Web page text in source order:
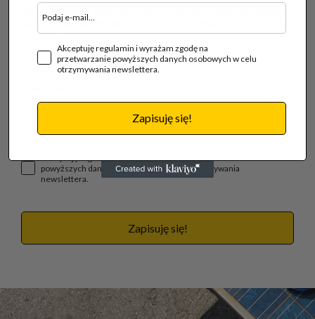
analiz, nowinek technologicznych i katalogu firm z rynku
budowlanego.
Akceptuję regulamin i wyrażam zgodę na przetwarzanie
powyższych danych osobowych w celu otrzymywania
newslettera.
Zapisuję się!
Akceptuję regulamin i wyrażam zgodę na
przetwarzanie powyższych danych osobowych w celu
otrzymywania newslettera.
Zapisuję się!